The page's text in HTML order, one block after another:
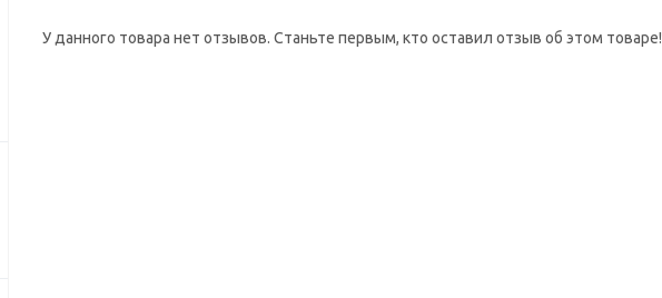
У данного товара нет отзывов. Станьте первым, кто оставил отзыв об этом товаре!